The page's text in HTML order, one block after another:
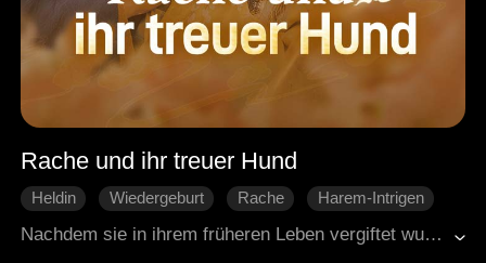
Rache und ihr treuer Hund
Heldin Wiedergeburt Rache
Harem-Intrigen
Nachdem sie in ihrem früheren Leben vergiftet wurde, kehrt Katrina zurück, um Rache zu nehmen. Sie stürzt die illegitime Tochter ihres Mannes ins Elend, bringt seine Skandale ans Licht und erwirkt die Scheidung. James, der gefürchtete Erbe, hat sie stets aus der Ferne geliebt. Jetzt tritt er an ihre Seite, inszeniert ihre Heirat und verwandelt ihren einsamen Racheweg in eine gemeinsame Zukunft an seiner Seite.